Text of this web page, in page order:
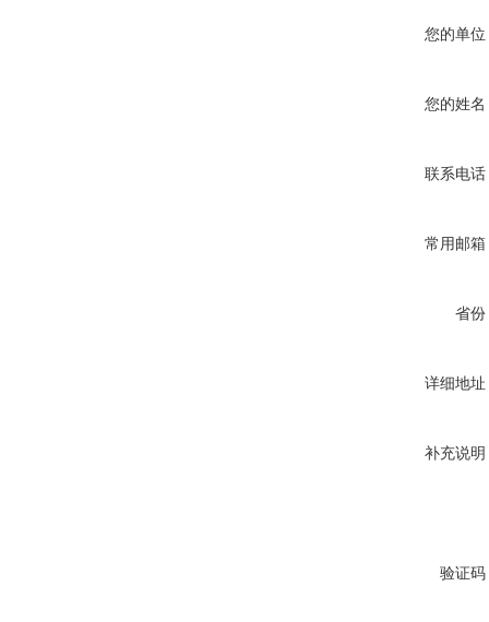
您的单位
您的姓名
联系电话
常用邮箱
省份
详细地址
补充说明
验证码